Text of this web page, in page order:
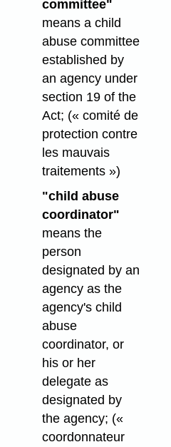
committee"
means a child
abuse committee
established by
an agency under
section 19 of the
Act; (« comité de
protection contre
les mauvais
traitements »)
"child abuse
coordinator"
means the
person
designated by an
agency as the
agency's child
abuse
coordinator, or
his or her
delegate as
designated by
the agency; («
coordonnateur